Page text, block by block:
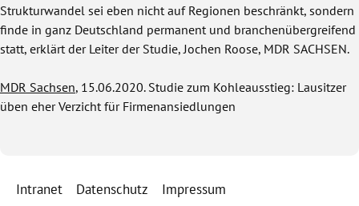
Strukturwandel sei eben nicht auf Regionen beschränkt, sondern
finde in ganz Deutschland permanent und branchenübergreifend
statt, erklärt der Leiter der Studie, Jochen Roose, MDR SACHSEN.
MDR Sachsen, 15.06.2020. Studie zum Kohleausstieg: Lausitzer
üben eher Verzicht für Firmenansiedlungen
Intranet Datenschutz
Impressum